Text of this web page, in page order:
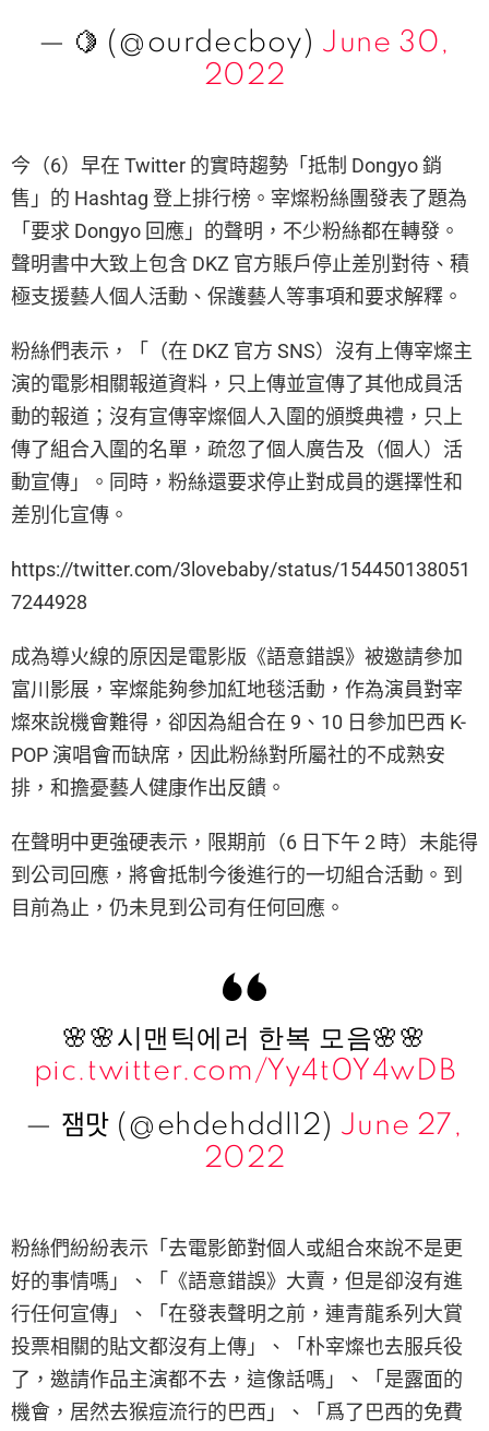
— 🍋 (@ourdecboy) June 30,
2022
今（6）早在 Twitter 的實時趨勢「抵制 Dongyo 銷
售」的 Hashtag 登上排行榜。宰燦粉絲團發表了題為
「要求 Dongyo 回應」的聲明，不少粉絲都在轉發。
聲明書中大致上包含 DKZ 官方賬戶停止差別對待、積
極支援藝人個人活動、保護藝人等事項和要求解釋。
粉絲們表示，「（在 DKZ 官方 SNS）沒有上傳宰燦主
演的電影相關報道資料，只上傳並宣傳了其他成員活
動的報道；沒有宣傳宰燦個人入圍的頒獎典禮，只上
傳了組合入圍的名單，疏忽了個人廣告及（個人）活
動宣傳」。同時，粉絲還要求停止對成員的選擇性和
差別化宣傳。
https://twitter.com/3lovebaby/status/154450138051
7244928
成為導火線的原因是電影版《語意錯誤》被邀請參加
富川影展，宰燦能夠參加紅地毯活動，作為演員對宰
燦來說機會難得，卻因為組合在 9、10 日參加巴西 K-
POP 演唱會而缺席，因此粉絲對所屬社的不成熟安
排，和擔憂藝人健康作出反饋。
在聲明中更強硬表示，限期前（6 日下午 2 時）未能得
到公司回應，將會抵制今後進行的一切組合活動。到
目前為止，仍未見到公司有任何回應。
🌸🌸시맨틱에러 한복 모음🌸🌸
pic.twitter.com/Yy4t0Y4wDB
— 잼맛 (@ehdehddl12) June 27,
2022
粉絲們紛紛表示「去電影節對個人或組合來說不是更
好的事情嗎」、「《語意錯誤》大賣，但是卻沒有進
行任何宣傳」、「在發表聲明之前，連青龍系列大賞
投票相關的貼文都沒有上傳」、「朴宰燦也去服兵役
了，邀請作品主演都不去，這像話嗎」、「是露面的
機會，居然去猴痘流行的巴西」、「爲了巴西的免費